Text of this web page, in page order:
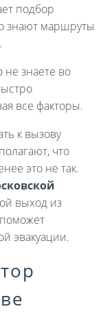
подбор
знают маршруты
не знаете во
все факторы.
к вызову
что
это не так.
выход из
эвакуации.